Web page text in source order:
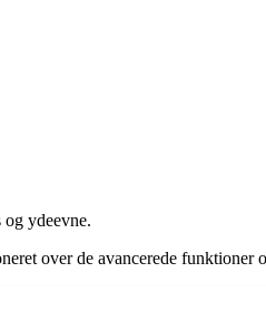
ydeevne.
over de avancerede